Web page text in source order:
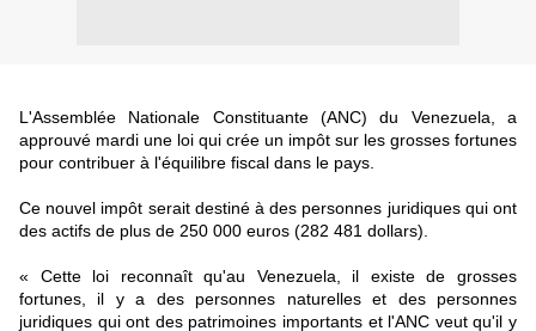
L'Assemblée Nationale Constituante (ANC) du Venezuela, a
approuvé mardi une loi qui crée un impôt sur les grosses fortunes
pour contribuer à l'équilibre fiscal dans le pays.
Ce nouvel impôt serait destiné à des personnes juridiques qui ont
des actifs de plus de 250 000 euros (282 481 dollars).
« Cette loi reconnaît qu'au Venezuela, il existe de grosses
fortunes, il y a des personnes naturelles et des personnes
juridiques qui ont des patrimoines importants et l'ANC veut qu'il y